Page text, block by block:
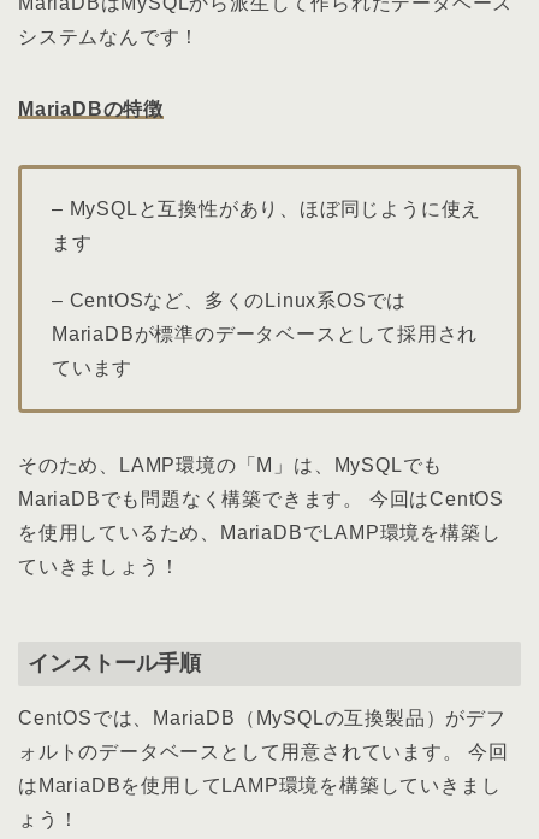
システムなんです！
MariaDBの特徴
– MySQLと互換性があり、ほぼ同じように使え
ます
– CentOSなど、多くのLinux系OSでは
MariaDBが標準のデータベースとして採用され
ています
そのため、LAMP環境の「M」は、MySQLでも
MariaDBでも問題なく構築できます。 今回はCentOS
を使用しているため、MariaDBでLAMP環境を構築し
ていきましょう！
インストール手順
CentOSでは、MariaDB（MySQLの互換製品）がデフ
ォルトのデータベースとして用意されています。 今回
はMariaDBを使用してLAMP環境を構築していきまし
ょう！